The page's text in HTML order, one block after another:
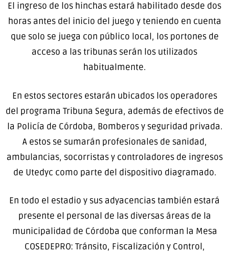
El ingreso de los hinchas estará habilitado desde dos
horas antes del inicio del juego y teniendo en cuenta
que solo se juega con público local, los portones de
acceso a las tribunas serán los utilizados
habitualmente.
En estos sectores estarán ubicados los operadores
del programa Tribuna Segura, además de efectivos de
la Policía de Córdoba, Bomberos y seguridad privada.
A estos se sumarán profesionales de sanidad,
ambulancias, socorristas y controladores de ingresos
de Utedyc como parte del dispositivo diagramado.
En todo el estadio y sus adyacencias también estará
presente el personal de las diversas áreas de la
municipalidad de Córdoba que conforman la Mesa
COSEDEPRO: Tránsito, Fiscalización y Control,